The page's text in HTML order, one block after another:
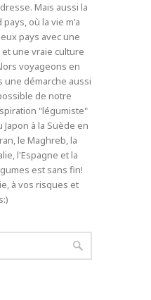
Mais aussi la
où la vie m'a
pays avec une
une vraie culture
voyageons en
une démarche aussi
de notre
"légumiste"
à la Suède en
le Maghreb, la
l'Espagne et la
est sans fin!
à vos risques et